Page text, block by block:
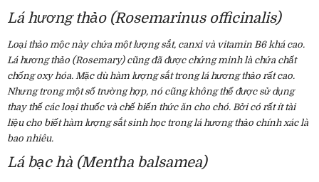
Lá hương thảo (Rosemarinus officinalis)
Loại thảo mộc này chứa một lượng sắt, canxi và vitamin B6 khá cao.
Lá hương thảo (Rosemary) cũng đã được chứng minh là chứa chất
chống oxy hóa. Mặc dù hàm lượng sắt trong lá hương thảo rất cao.
Nhưng trong một số trường hợp, nó cũng không thể được sử dụng
thay thế các loại thuốc và chế biến thức ăn cho chó. Bởi có rất ít tài
liệu cho biết hàm lượng sắt sinh học trong lá hương thảo chính xác là
bao nhiêu.
Lá bạc hà (Mentha balsamea)